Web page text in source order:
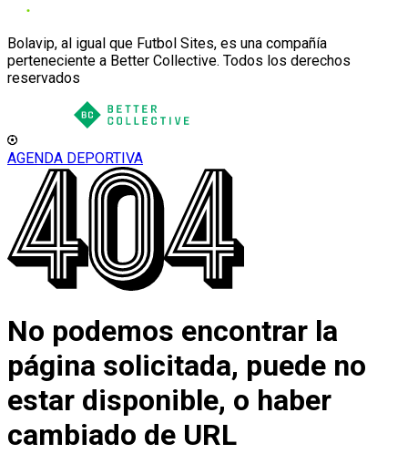
Bolavip, al igual que Futbol Sites, es una compañía
perteneciente a Better Collective. Todos los derechos
reservados
AGENDA DEPORTIVA
No podemos encontrar la
página solicitada, puede no
estar disponible, o haber
cambiado de URL